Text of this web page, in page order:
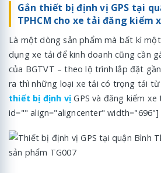
Gắn thiết bị định vị GPS tại
TPHCM cho xe tải đăng kiểm
Là một dòng sản phẩm mà bất kì
dụng xe tải để kinh doanh cũng cần
của BGTVT – theo lộ trình lắp đặt
ra thì những loại xe tải có trọng tải từ
thiết bị định vị GPS và đăng kiểm
id="" align="aligncenter" width="696"]